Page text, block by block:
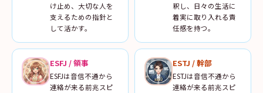
け止め、大切な人を
支えるための指針と
して活かす。
釈し、日々の生活に
着実に取り入れる責
任感を持つ。
ESFJ /領事
ESFJは音信不通から
連絡が来る前兆スピ
ESTJ /幹部
ESTJは音信不通から
連絡が来る前兆スピ